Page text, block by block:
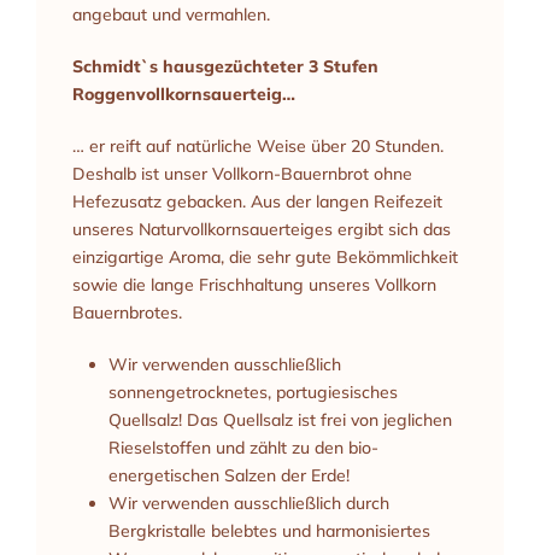
angebaut und vermahlen.
Schmidt`s hausgezüchteter 3 Stufen
Roggenvollkornsauerteig…
… er reift auf natürliche Weise über 20 Stunden.
Deshalb ist unser Vollkorn-Bauernbrot ohne
Hefezusatz gebacken. Aus der langen Reifezeit
unseres Naturvollkornsauerteiges ergibt sich das
einzigartige Aroma, die sehr gute Bekömmlichkeit
sowie die lange Frischhaltung unseres Vollkorn
Bauernbrotes.
Wir verwenden ausschließlich
sonnengetrocknetes, portugiesisches
Quellsalz! Das Quellsalz ist frei von jeglichen
Rieselstoffen und zählt zu den bio-
energetischen Salzen der Erde!
Wir verwenden ausschließlich durch
Bergkristalle belebtes und harmonisiertes